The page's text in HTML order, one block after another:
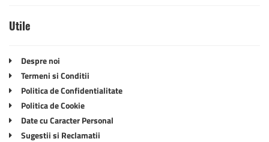
Utile
Despre noi
Termeni si Conditii
Politica de Confidentialitate
Politica de Cookie
Date cu Caracter Personal
Sugestii si Reclamatii